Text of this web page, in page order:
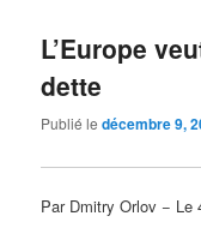
L’Europe
dette
Publié ledécembre 9,
Par Dmitry Orlov −